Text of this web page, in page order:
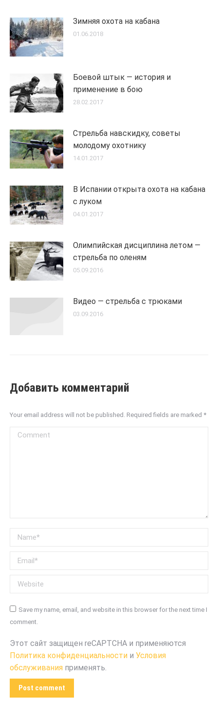
Зимняя охота на кабана
01.06.2018
Боевой штык — история и
применение в бою
28.02.2017
Стрельба навскидку, советы
молодому охотнику
14.01.2017
В Испании открыта охота на кабана
с луком
04.01.2017
Олимпийская дисциплина летом —
стрельба по оленям
05.09.2016
Видео — стрельба с трюками
03.09.2016
Добавить комментарий
Your email address will not be published. Required fields are marked *
Comment
Name *
Email *
Website
Save my name, email, and website in this browser for the next time I
comment.
Этот сайт защищен reCAPTCHA и применяются
Политика конфиденциальности и Условия
обслуживания применять.
Post comment